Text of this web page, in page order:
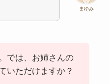
まゆみ
では、お姉さんの
いただけますか？